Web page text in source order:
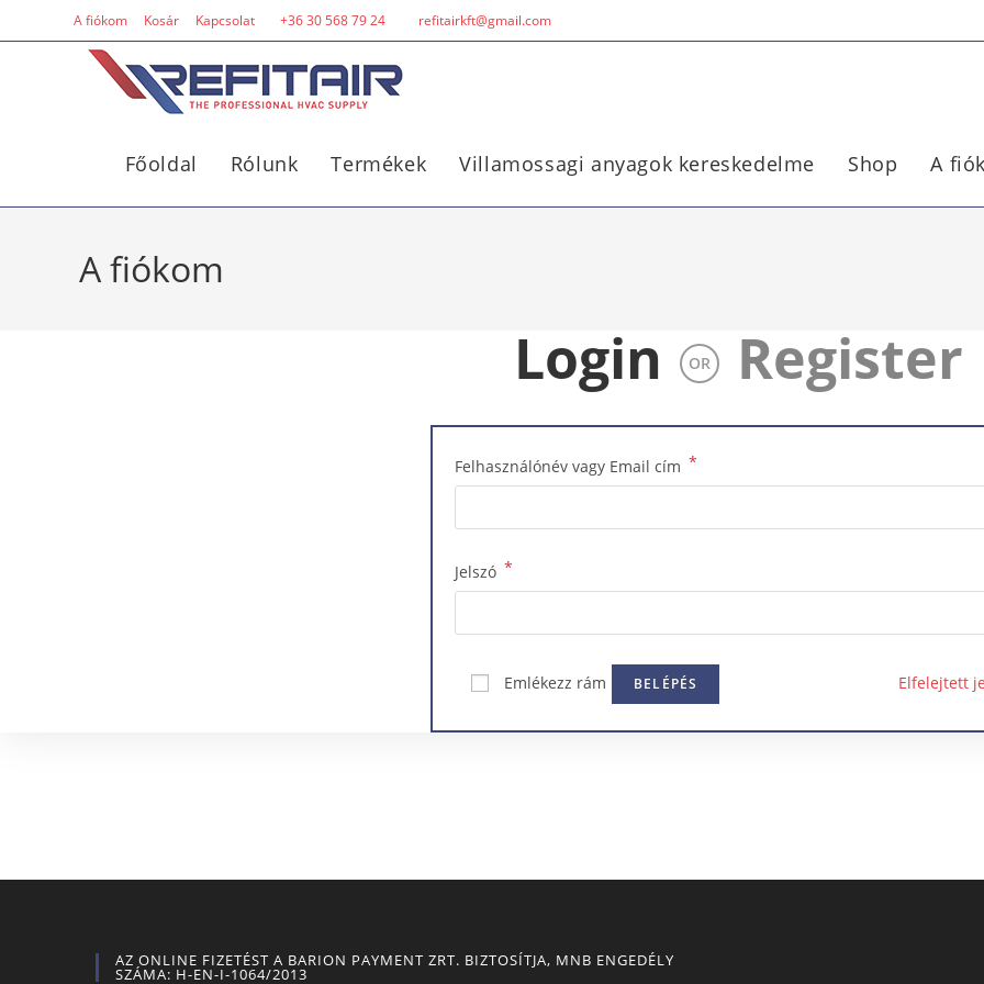
A fiókom Kosár Kapcsolat +36 30 568 79 24 refitairkft@gmail.com
Főoldal Rólunk Termékek Villamossagi anyagok kereskedelme Shop A
A fiókom
Login OR Register
Felhasználónév vagy Email cím *
Jelszó *
Emlékezz rám BELÉPÉS Elfelejtett
AZ ONLINE FIZETÉST A BARION PAYMENT ZRT. BIZTOSÍTJA, MNB ENGEDÉLY
SZÁMA: H-EN-I-1064/2013